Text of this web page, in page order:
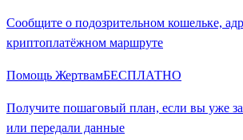
Сообщите о подозрительном кошельке,
криптоплатёжном маршруте
Помощь ЖертвамБЕСПЛАТНО
Получите пошаговый план, если вы уже
или передали данные